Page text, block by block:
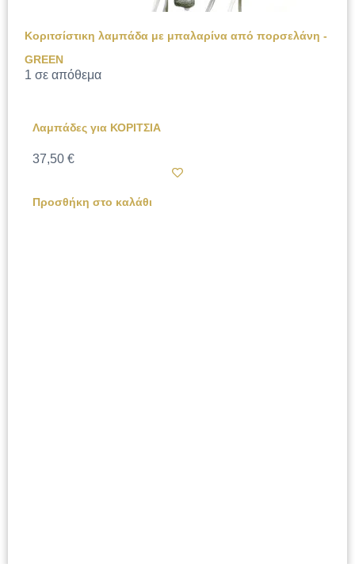
Κοριτσίστικη λαμπάδα με μπαλαρίνα από πορσελάνη -
GREEN
1 σε απόθεμα
Λαμπάδες για ΚΟΡΙΤΣΙΑ
37,50 €
Προσθήκη στο καλάθι